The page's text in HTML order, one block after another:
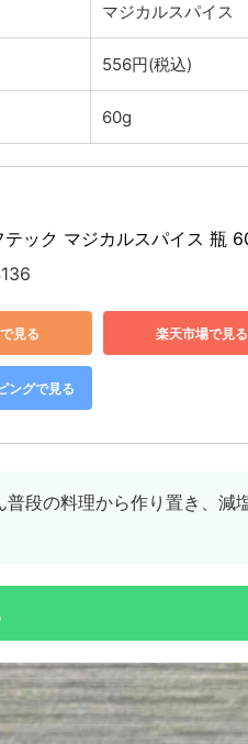
マジカルスパイス
556円(税込)
60g
テック マジカルスパイス 瓶
見る 楽天市場で見る
ングで見る
普段の料理から作り置き、減